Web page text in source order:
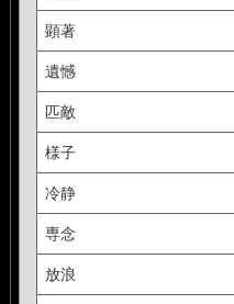
顕著
遺憾
匹敵
様子
冷静
専念
放浪